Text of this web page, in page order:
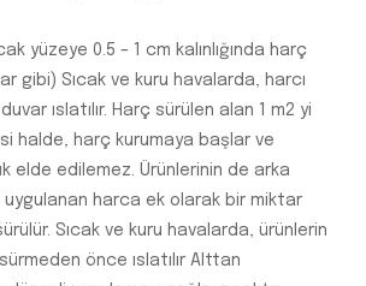
yüzeye 0.5 – 1 cm kalınlığında harç
gibi) Sıcak ve kuru havalarda, harcı
ıslatılır. Harç sürülen alan 1 m2 yi
halde, harç kurumaya başlar ve
elde edilemez. Ürünlerinin de arka
uygulanan harca ek olarak bir miktar
Sıcak ve kuru havalarda, ürünlerin
önce ıslatılır Alttan